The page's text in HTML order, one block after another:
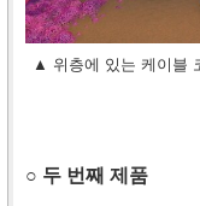
▲ 위층에 있는 케이블
○ 두 번째 제품